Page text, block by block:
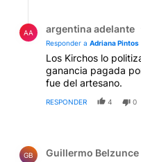
AA argentina adelante
Responder a Adriana Pintos
Los Kirchos lo
ganancia pagada
fue del artesano.
RESPONDER 4 0
GB Guillermo Belzunce